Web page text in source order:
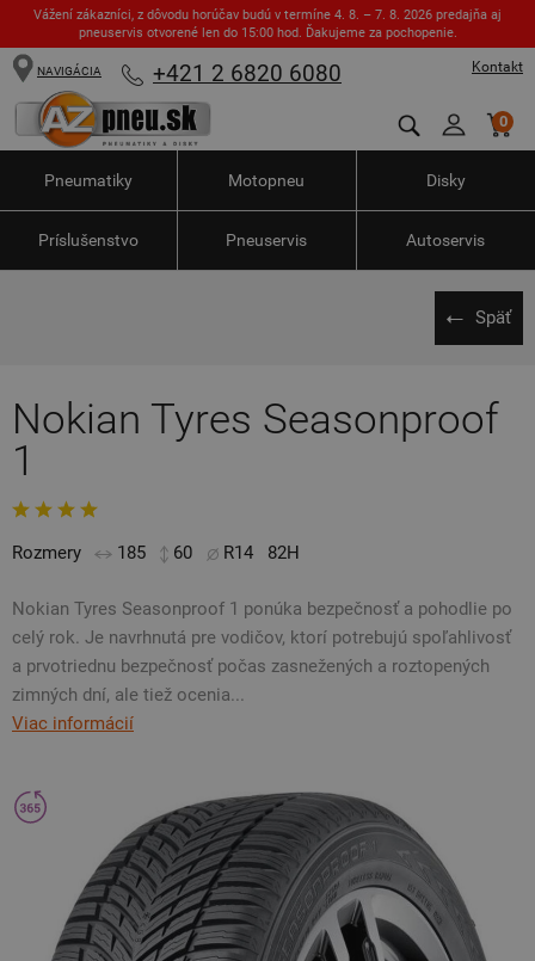
Vážení zákazníci, z dôvodu horúčav budú v termíne 4. 8. – 7. 8. 2026 predajňa aj
pneuservis otvorené len do 15:00 hod. Ďakujeme za pochopenie.
Kontakt
NAVIGÁCIA +421 2 6820 6080
0
Pneumatiky Motopneu Disky
Príslušenstvo Pneuservis Autoservis
Späť
Nokian Tyres Seasonproof
1
Rozmery 185 60 R14 82H
Nokian Tyres Seasonproof 1 ponúka bezpečnosť a pohodlie po
celý rok. Je navrhnutá pre vodičov, ktorí potrebujú spoľahlivosť
a prvotriednu bezpečnosť počas zasnežených a roztopených
zimných dní, ale tiež ocenia...
Viac informácií